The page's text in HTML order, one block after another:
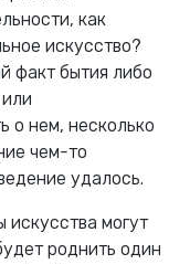
как
искусство?
факт бытия либо
о нем, несколько
чем-то
удалось.
искусства могут
роднить один